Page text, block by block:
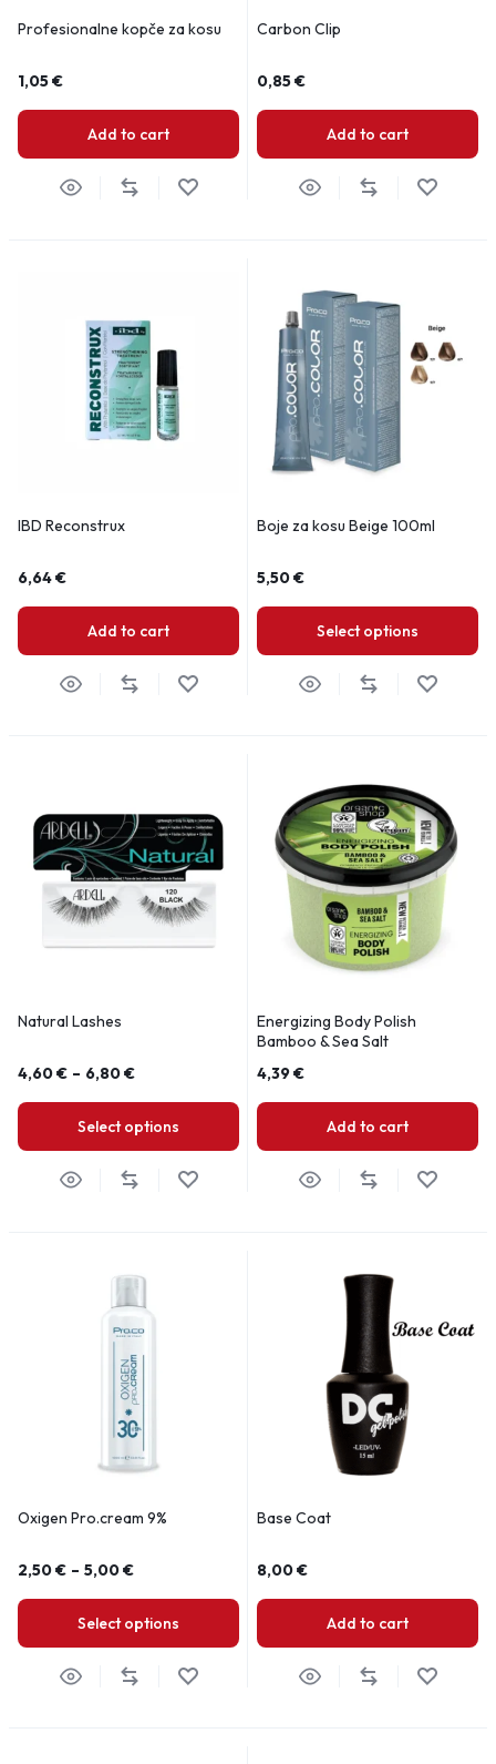
Profesionalne kopče za kosu
1,05€
Add to cart
Carbon Clip
0,85€
Add to cart
IBD Reconstrux
6,64€
Add to cart
Boje za kosu Beige 100ml
5,50€
Select options
Natural Lashes
4,60€ – 6,80€
Select options
Energizing Body Polish
Bamboo & Sea Salt
4,39€
Add to cart
Oxigen Pro.cream 9%
2,50€ – 5,00€
Select options
Base Coat
8,00€
Add to cart